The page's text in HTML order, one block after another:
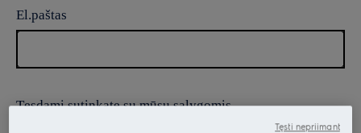
El.paštas
Tęsdami sutinkate su mūsų sąlygomis.
Tęsti nepriimant